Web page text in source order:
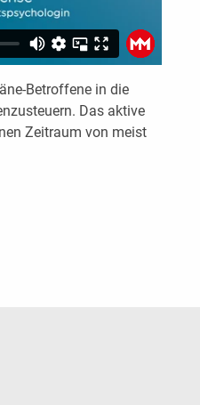
Betroffene in die
Das aktive
Zeitraum von meist